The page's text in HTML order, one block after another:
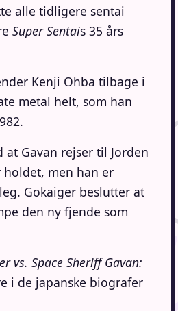
alle tidligere sentai
Super Sentais 35 års
Kenji Ohba tilbage i
metal helt, som han
Gavan rejser til Jorden
men han er
Gokaiger beslutter at
den ny fjende som
vs. Space Sheriff Gavan:
i de japanske biografer